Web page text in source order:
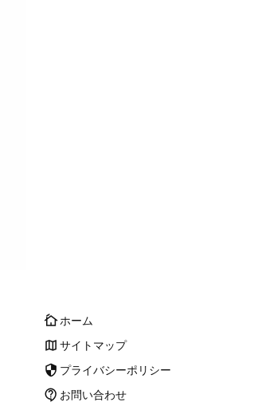
cottageホーム
map サイトマップ
security プライバシーポリシー
contact_support お問い合わせ